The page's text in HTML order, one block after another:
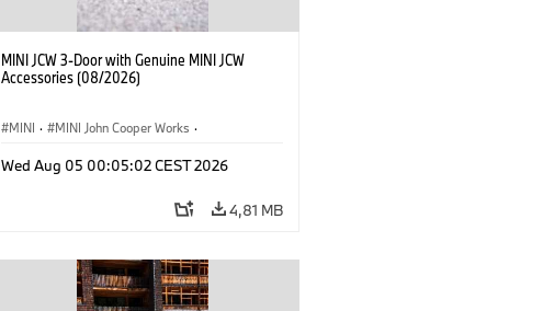
MINI JCW 3-Door with Genuine MINI JCW
Accessories (08/2026)
MINI · MINI John Cooper Works ·
Wed Aug 05 00:05:02 CEST 2026
4,81 MB